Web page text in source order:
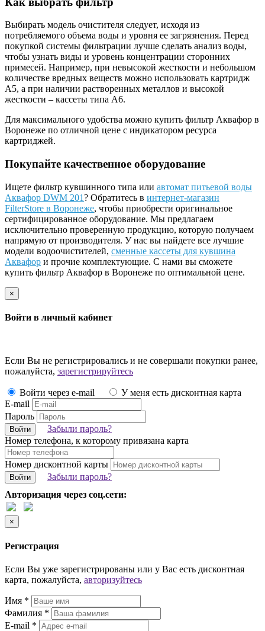
Выбирать модель очистителя следует, исходя из
потребляемого объема воды и уровня ее загрязнения. Перед
покупкой системы фильтрации лучше сделать анализ воды,
чтобы узнать виды и уровень концентрации сторонних
примесей. Например, при невысокой жесткости и небольшом
количестве вредных веществ можно использовать картридж
А5, а при наличии растворенных металлов и высокой
жесткости – кассеты типа А6.
Для максимального удобства можно купить фильтр Аквафор в
Воронеже по отличной цене с индикатором ресурса
картриджей.
Покупайте качественное оборудование
Ищете фильтр кувшинного типа или автомат питьевой воды
Аквафор DWM 201? Обратитесь в интернет-магазин
FilterStore в Воронеже, чтобы приобрести оригинальное
сертифицированное оборудование. Мы предлагаем
исключительно проверенную продукцию, которую получаем
напрямую от производителя. У нас вы найдете все лучшие
модели водоочистителей, сменные кассеты для кувшина
Аквафор и прочие комплектующие. С нами вы сможете
купить фильтр Аквафор в Воронеже по оптимальной цене.
×
Войти в личный кабинет
Если Вы не регистрировались и не совершали покупки ранее,
пожалуйста, зарегистрируйтесь
Войти через e-mail
У меня есть дисконтная карта
E-mail
Пароль
Войти
Забыли пароль?
Номер телефона, к которому привязана карта
Номер дисконтной карты
Войти
Забыли пароль?
Авторизация через соц.сети:
×
Регистрация
Если Вы уже зарегистрированы или у Вас есть дисконтная
карта, пожалуйста, авторизуйтесь
Имя *
Фамилия *
E-mail *